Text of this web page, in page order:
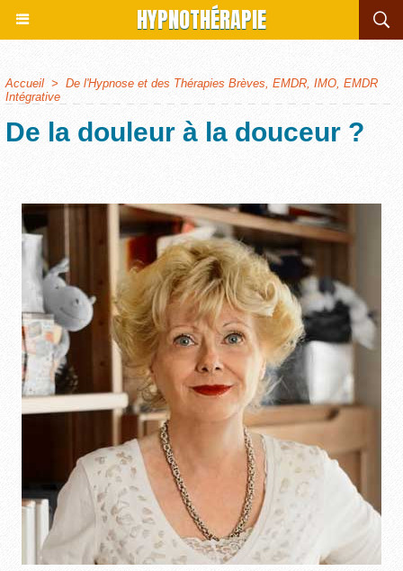
HYPNOTHÉRAPIE
Accueil > De l'Hypnose et des Thérapies Brèves, EMDR, IMO, EMDR
Intégrative
De la douleur à la douceur ?